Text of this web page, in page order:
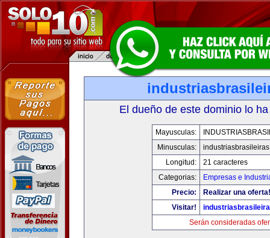
El dueño de este dominio lo
Mayusculas:
Minusculas:
Longitud:
21 caracteres
Categorias:
Empresas e
Precio:
Realizar una oferta!
Visitar!
Serán consideradas